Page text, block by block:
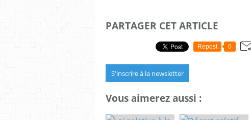
PARTAGER CET ARTICLE
Repost 0
S'inscrire à la newsletter
Vous aimerez aussi :